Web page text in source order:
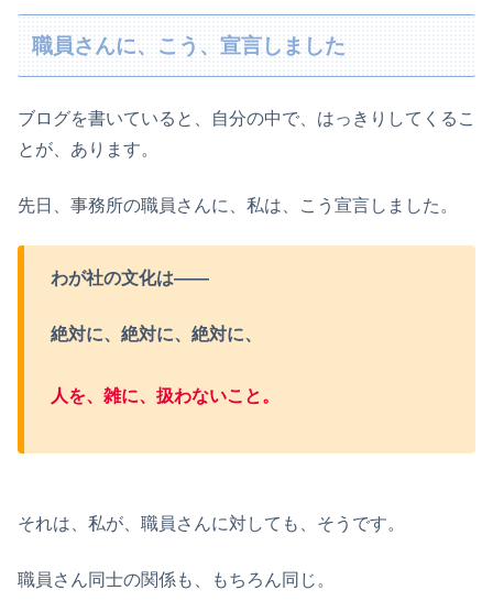
職員さんに、こう、宣言しました
ブログを書いていると、自分の中で、はっきりしてくるこ
とが、あります。
先日、事務所の職員さんに、私は、こう宣言しました。
わが社の文化は——
絶対に、絶対に、絶対に、
人を、雑に、扱わないこと。
それは、私が、職員さんに対しても、そうです。
職員さん同士の関係も、もちろん同じ。